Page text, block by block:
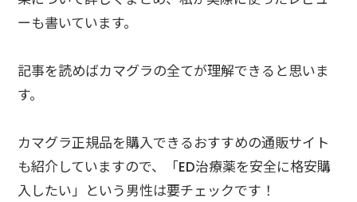
ーも書いています。
記事を読めばカマグラの全てが理解できると思いま
す。
カマグラ正規品を購入できるおすすめの通販サイト
も紹介していますので、「ED治療薬を安全に格安購
入したい」という男性は要チェックです！